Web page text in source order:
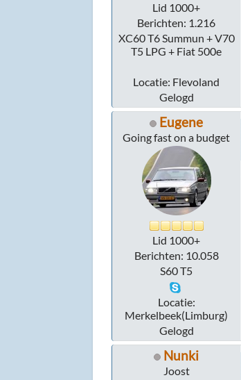
Lid 1000+
Berichten: 1.216
XC60 T6 Summun + V70
T5 LPG + Fiat 500e
Locatie: Flevoland
Gelogd
Eugene
Going fast on a budget
Lid 1000+
Berichten: 10.058
S60 T5
Locatie:
Merkelbeek(Limburg)
Gelogd
Nunki
Joost